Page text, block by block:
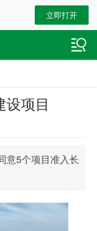
立即打开
设项目
意5个项目准入长